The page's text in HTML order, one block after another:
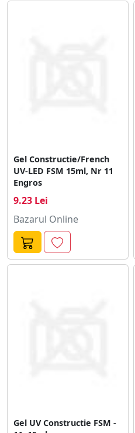
Gel Constructie/French
UV-LED FSM 15ml, Nr 11
Engros
9.23 Lei
Bazarul Online
Gel UV Constructie FSM -